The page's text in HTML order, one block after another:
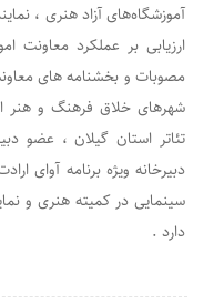
آموزشگاه‌های آزاد هنری ،
ارزیابی بر عملکرد معاونت
مصوبات و بخشنامه های
شهرهای خلاق فرهنگ و هنر
تئاتر استان گیلان ، عضو
دبیرخانه ویژه برنامه آوای
سینمایی در کمیته هنری و
دارد .